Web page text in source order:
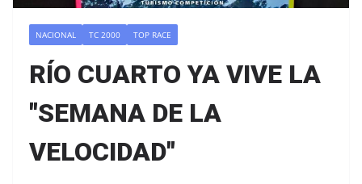
NACIONAL TC 2000 TOP RACE
RÍO CUARTO YA VIVE LA
"SEMANA DE LA
VELOCIDAD"